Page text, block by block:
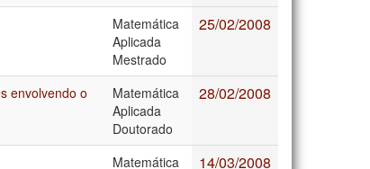
Matemática
Aplicada
Mestrado
25/02/2008
envolvendo o
Matemática
Aplicada
Doutorado
28/02/2008
Matemática 14/03/2008